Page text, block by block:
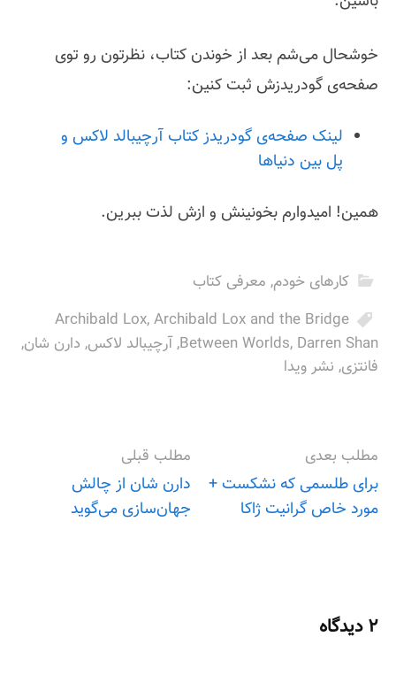
خوشحال می‌شم بعد از خوندن کتاب، نظرتون رو توی
صفحه‌ی گودریدزش ثبت کنین:
لینک صفحه‌ی گودریدز کتاب آرچیبالد لاکس و
پل بین دنیاها
همین! امیدوارم بخونینش و ازش لذت ببرین.
کارهای خودم, معرفی کتاب
Archibald Lox,Archibald Lox and the Bridge
Between Worlds, Darren Shan
,آرچیبالد لاکس, دارن شان,
فانتزی, نشر ویدا
P
s
مطلب قبلی
دارن شان از چالش
جهان‌سازی می‌گوید
مطلب بعدی
برای طلسمی که نشکست +
مورد خاص گرانیت ژاکا
۲ دیدگاه